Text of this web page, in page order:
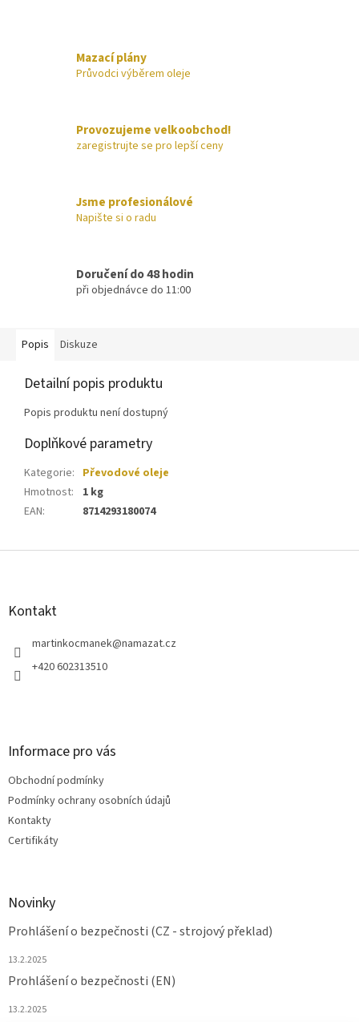
Mazací plány
Průvodci výběrem oleje
Provozujeme velkoobchod!
zaregistrujte se pro lepší ceny
Jsme profesionálové
Napište si o radu
Doručení do 48 hodin
při objednávce do 11:00
Popis Diskuze
Detailní popis produktu
Popis produktu není dostupný
Doplňkové parametry
Kategorie: Převodové oleje
Hmotnost:
1 kg
EAN: 8714293180074
Z
Kontakt
martinkocmanek@namazat.cz
+420 602313510
Informace pro vás
Obchodní podmínky
Podmínky ochrany osobních údajů
Kontakty
Certifikáty
Novinky
Prohlášení o bezpečnosti (CZ - strojový překlad)
13.2.2025
Prohlášení o bezpečnosti (EN)
13.2.2025